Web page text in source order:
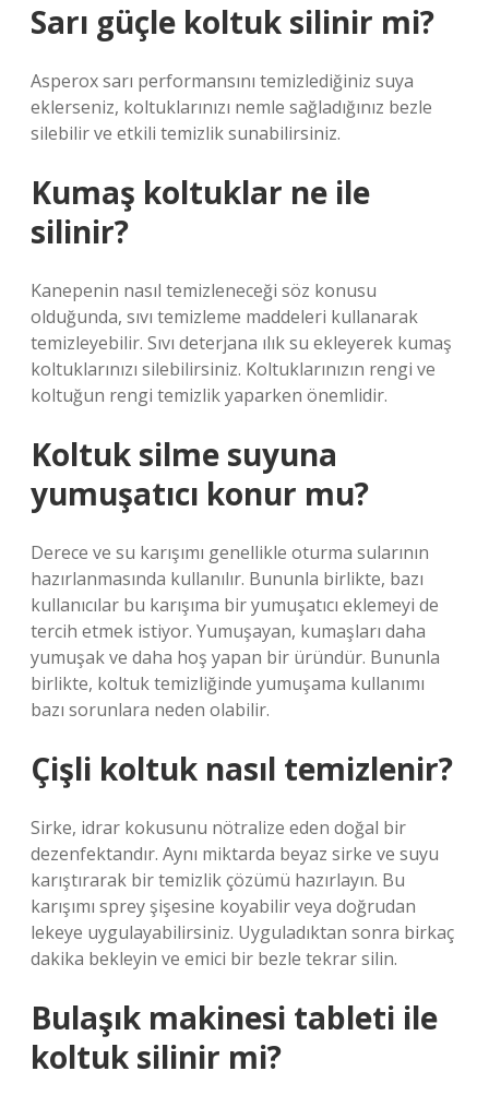
Sarı güçle koltuk silinir mi?
Asperox sarı performansını temizlediğiniz suya
eklerseniz, koltuklarınızı nemle sağladığınız bezle
silebilir ve etkili temizlik sunabilirsiniz.
Kumaş koltuklar ne ile
silinir?
Kanepenin nasıl temizleneceği söz konusu
olduğunda, sıvı temizleme maddeleri kullanarak
temizleyebilir. Sıvı deterjana ılık su ekleyerek kumaş
koltuklarınızı silebilirsiniz. Koltuklarınızın rengi ve
koltuğun rengi temizlik yaparken önemlidir.
Koltuk silme suyuna
yumuşatıcı konur mu?
Derece ve su karışımı genellikle oturma sularının
hazırlanmasında kullanılır. Bununla birlikte, bazı
kullanıcılar bu karışıma bir yumuşatıcı eklemeyi de
tercih etmek istiyor. Yumuşayan, kumaşları daha
yumuşak ve daha hoş yapan bir üründür. Bununla
birlikte, koltuk temizliğinde yumuşama kullanımı
bazı sorunlara neden olabilir.
Çişli koltuk nasıl temizlenir?
Sirke, idrar kokusunu nötralize eden doğal bir
dezenfektandır. Aynı miktarda beyaz sirke ve suyu
karıştırarak bir temizlik çözümü hazırlayın. Bu
karışımı sprey şişesine koyabilir veya doğrudan
lekeye uygulayabilirsiniz. Uyguladıktan sonra birkaç
dakika bekleyin ve emici bir bezle tekrar silin.
Bulaşık makinesi tableti ile
koltuk silinir mi?